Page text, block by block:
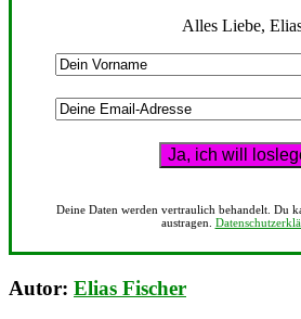
Alles Liebe,
Deine Daten werden vertraulich behandelt. Du
austragen.
Autor: Elias Fischer